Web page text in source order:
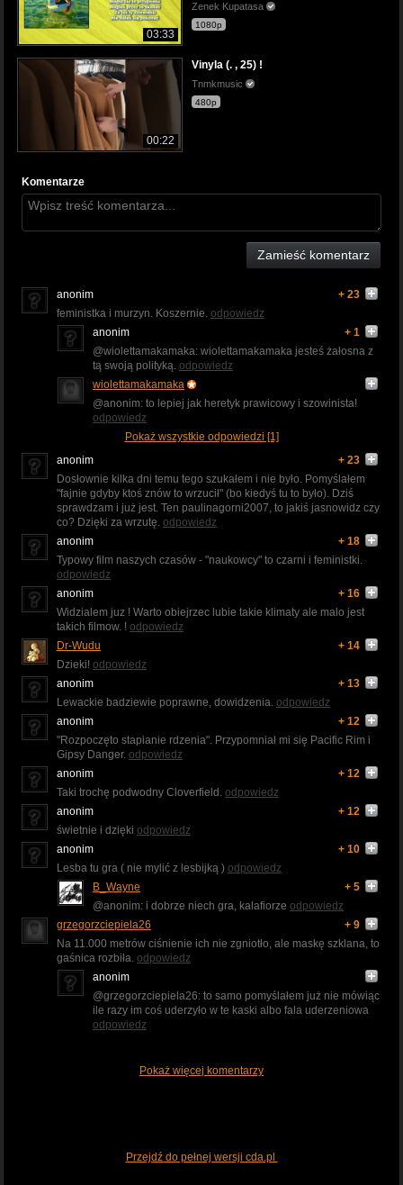
03:33
Zenek Kupatasa
1080p
00:22
Vinyla (. , 25) !
Tnmkmusic
480p
Komentarze
Zamieść komentarz
anonim
+ 23
feministka i murzyn. Koszernie. odpowiedz
anonim
+ 1
@wiolettamakamaka: wiolettamakamaka jesteś żałosna z
tą swoją polityką. odpowiedz
wiolettamakamaka
@anonim: to lepiej jak heretyk prawicowy i szowinista!
odpowiedz
Pokaż wszystkie odpowiedzi [1]
anonim
+ 23
Dosłownie kilka dni temu tego szukałem i nie było. Pomyślałem
"fajnie gdyby ktoś znów to wrzucił" (bo kiedyś tu to było). Dziś
sprawdzam i już jest. Ten paulinagorni2007, to jakiś jasnowidz czy
co? Dzięki za wrzutę. odpowiedz
anonim
+ 18
Typowy film naszych czasów - "naukowcy" to czarni i feministki.
odpowiedz
anonim
+ 16
Widzialem juz ! Warto obiejrzec lubie takie klimaty ale malo jest
takich filmow. ! odpowiedz
Dr-Wudu
+ 14
Dzieki! odpowiedz
anonim
+ 13
Lewackie badziewie poprawne, dowidzenia. odpowiedz
anonim
+ 12
"Rozpoczęto stapianie rdzenia". Przypomniał mi się Pacific Rim i
Gipsy Danger. odpowiedz
anonim
+ 12
Taki trochę podwodny Cloverfield. odpowiedz
anonim
+ 12
świetnie i dzięki odpowiedz
anonim
+ 10
Lesba tu gra ( nie mylić z lesbijką ) odpowiedz
B_Wayne
+ 5
@anonim: i dobrze niech gra, kalafiorze odpowiedz
grzegorzciepiela26
+ 9
Na 11.000 metrów ciśnienie ich nie zgniotło, ale maskę szklana, to
gaśnica rozbiła. odpowiedz
anonim
@grzegorzciepiela26: to samo pomyślałem już nie mówiąc
ile razy im coś uderzyło w te kaski albo fala uderzeniowa
odpowiedz
Pokaż więcej komentarzy
Przejdź do pełnej wersji cda.pl